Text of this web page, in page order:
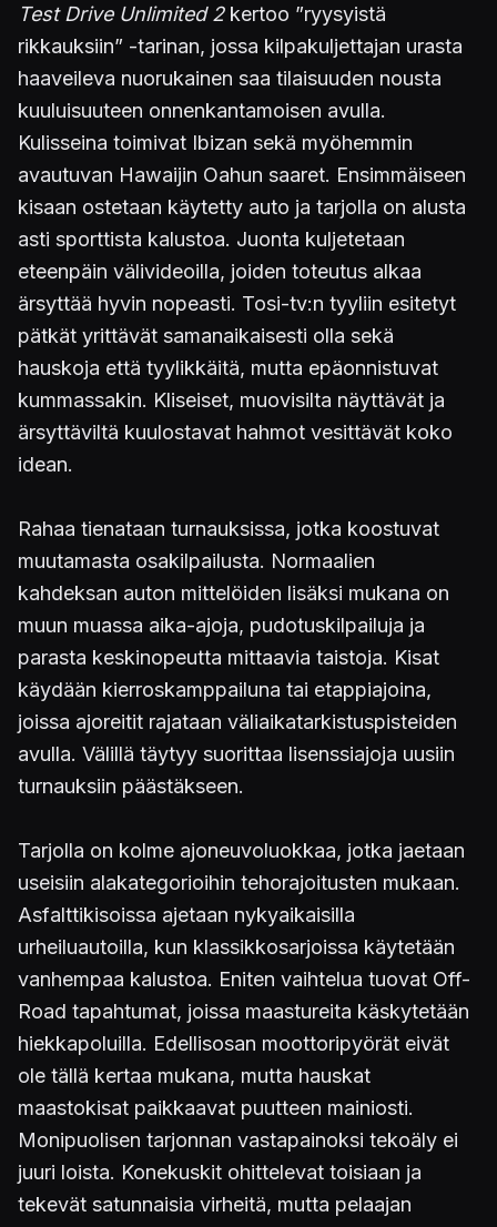
Test Drive Unlimited 2kertoo ”ryysyistä
rikkauksiin” -tarinan, jossa kilpakuljettajan urasta
haaveileva nuorukainen saa tilaisuuden nousta
kuuluisuuteen onnenkantamoisen avulla.
Kulisseina toimivat Ibizan sekä myöhemmin
avautuvan Hawaijin Oahun saaret. Ensimmäiseen
kisaan ostetaan käytetty auto ja tarjolla on alusta
asti sporttista kalustoa. Juonta kuljetetaan
eteenpäin välivideoilla, joiden toteutus alkaa
ärsyttää hyvin nopeasti. Tosi-tv:n tyyliin esitetyt
pätkät yrittävät samanaikaisesti olla sekä
hauskoja että tyylikkäitä, mutta epäonnistuvat
kummassakin. Kliseiset, muovisilta näyttävät ja
ärsyttäviltä kuulostavat hahmot vesittävät koko
idean.
Rahaa tienataan turnauksissa, jotka koostuvat
muutamasta osakilpailusta. Normaalien
kahdeksan auton mittelöiden lisäksi mukana on
muun muassa aika-ajoja, pudotuskilpailuja ja
parasta keskinopeutta mittaavia taistoja. Kisat
käydään kierroskamppailuna tai etappiajoina,
joissa ajoreitit rajataan väliaikatarkistuspisteiden
avulla. Välillä täytyy suorittaa lisenssiajoja uusiin
turnauksiin päästäkseen.
Tarjolla on kolme ajoneuvoluokkaa, jotka jaetaan
useisiin alakategorioihin tehorajoitusten mukaan.
Asfalttikisoissa ajetaan nykyaikaisilla
urheiluautoilla, kun klassikkosarjoissa käytetään
vanhempaa kalustoa. Eniten vaihtelua tuovat Off-
Road tapahtumat, joissa maastureita käskytetään
hiekkapoluilla. Edellisosan moottoripyörät eivät
ole tällä kertaa mukana, mutta hauskat
maastokisat paikkaavat puutteen mainiosti.
Monipuolisen tarjonnan vastapainoksi tekoäly ei
juuri loista. Konekuskit ohittelevat toisiaan ja
tekevät satunnaisia virheitä, mutta pelaajan